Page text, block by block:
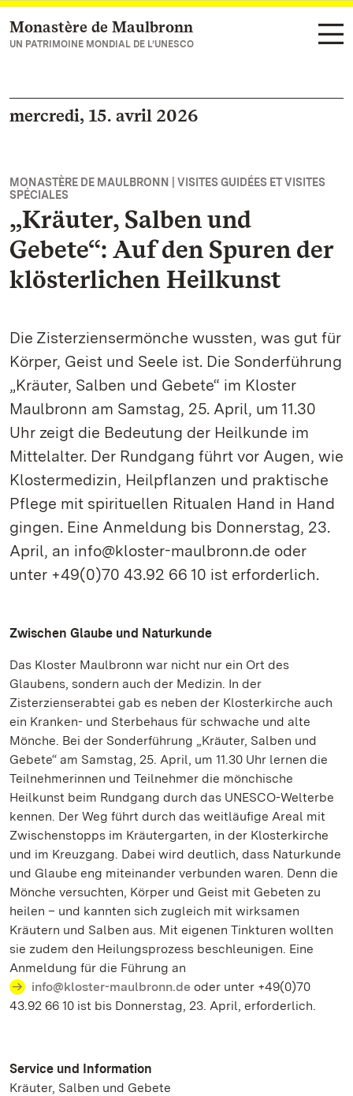
Vers la page d’accueil
Monastère de Maulbronn
UN PATRIMOINE MONDIAL DE L’UNESCO
mercredi, 15. avril 2026
MONASTÈRE DE MAULBRONN | VISITES GUIDÉES ET VISITES
SPÉCIALES
„Kräuter, Salben und
Gebete“: Auf den Spuren der
klösterlichen Heilkunst
Die Zisterziensermönche wussten, was gut für
Körper, Geist und Seele ist. Die Sonderführung
„Kräuter, Salben und Gebete“ im Kloster
Maulbronn am Samstag, 25. April, um 11.30
Uhr zeigt die Bedeutung der Heilkunde im
Mittelalter. Der Rundgang führt vor Augen, wie
Klostermedizin, Heilpflanzen und praktische
Pflege mit spirituellen Ritualen Hand in Hand
gingen. Eine Anmeldung bis Donnerstag, 23.
April, an info@kloster-maulbronn.de oder
unter +49(0)70 43.92 66 10 ist erforderlich.
Zwischen Glaube und Naturkunde
Das Kloster Maulbronn war nicht nur ein Ort des
Glaubens, sondern auch der Medizin. In der
Zisterzienserabtei gab es neben der Klosterkirche auch
ein Kranken- und Sterbehaus für schwache und alte
Mönche. Bei der Sonderführung „Kräuter, Salben und
Gebete“ am Samstag, 25. April, um 11.30 Uhr lernen die
Teilnehmerinnen und Teilnehmer die mönchische
Heilkunst beim Rundgang durch das UNESCO-Welterbe
kennen. Der Weg führt durch das weitläufige Areal mit
Zwischenstopps im Kräutergarten, in der Klosterkirche
und im Kreuzgang. Dabei wird deutlich, dass Naturkunde
und Glaube eng miteinander verbunden waren. Denn die
Mönche versuchten, Körper und Geist mit Gebeten zu
heilen – und kannten sich zugleich mit wirksamen
Kräutern und Salben aus. Mit eigenen Tinkturen wollten
sie zudem den Heilungsprozess beschleunigen. Eine
Anmeldung für die Führung an
info@kloster-maulbronn.de oder unter +49(0)70
43.92 66 10 ist bis Donnerstag, 23. April, erforderlich.
Service und Information
Kräuter, Salben und Gebete